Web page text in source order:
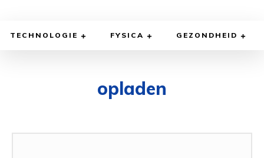
TECHNOLOGIE FYSICA GEZONDHEID
opladen